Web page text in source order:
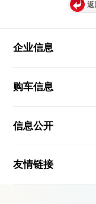
返
企业信息
购车信息
信息公开
友情链接